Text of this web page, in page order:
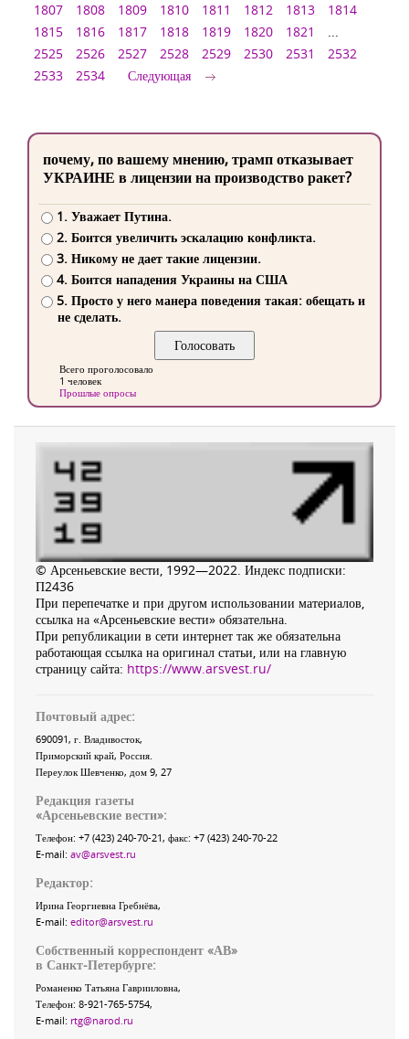
1807 1808 1809 1810 1811 1812 1813
1814
1815
1816 1817 1818 1819 1820 1821
...
2525
2526 2527 2528 2529 2530 2531
2532
2533
2534 Следующая
почему, по вашему мнению, трамп отказывает
УКРАИНЕ в лицензии на производство ракет?
1. Уважает Путина.
2. Боится увеличить эскалацию конфликта.
3. Никому не дает такие лицензии.
4. Боится нападения Украины на США
5. Просто у него манера поведения такая: обещать и
не сделать.
Всего проголосовало
1 человек
Прошлые опросы
© Арсеньевские вести, 1992—2022. Индекс подписки:
П2436
При перепечатке и при другом использовании материалов,
ссылка на «Арсеньевские вести» обязательна.
При републикации в сети интернет так же обязательна
работающая ссылка на оригинал статьи, или на главную
страницу сайта: https://www.arsvest.ru/
Почтовый адрес:
690091, г. Владивосток,
Приморский край, Россия
Переулок Шевченко, дом 9, 27
Редакция газеты
«Арсеньевские вести»:
Телефон: +7 (423) 240-70-21, факс: +7 (423) 240-70-22
E-mail: av@arsvest.ru
Редактор:
Ирина Георгиевна Гребнёва,
E-mail: editor@arsvest.ru
Собственный корреспондент «АВ»
в Санкт-Петербурге:
Романенко Татьяна Гаврииловна,
Телефон: 8-921-765-5754,
E-mail: rtg@narod.ru